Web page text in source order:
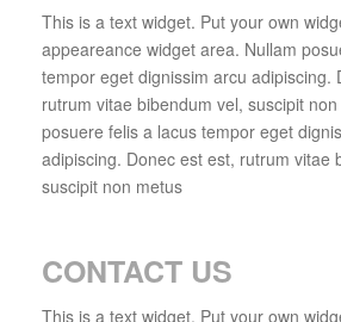
This is a text widget. Put your own
appeareance widget area. Nullam
tempor eget dignissim arcu adipiscing.
rutrum vitae bibendum vel, suscipit
posuere felis a lacus tempor eget
adipiscing. Donec est est, rutrum vitae
suscipit non metus
CONTACT US
This is a text widget. Put your own